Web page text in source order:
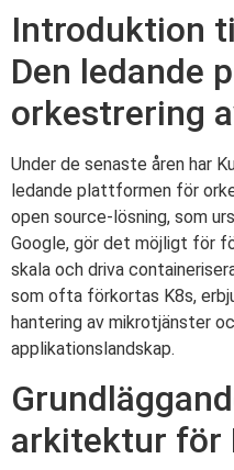
Introduktion
Den ledande
orkestrering
Under de senaste åren har
ledande plattformen för
open source-lösning, som
Google, gör det möjligt för
skala och driva
som ofta förkortas K8s,
hantering av mikrotjänster
applikationslandskap.
arkitektur för